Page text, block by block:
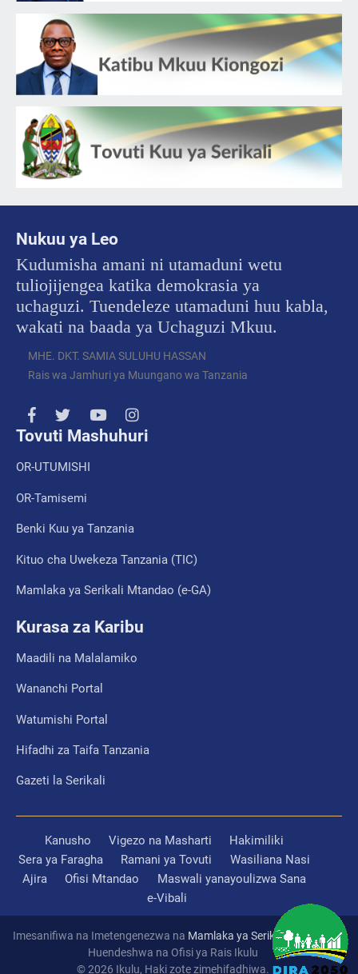
Nukuu ya Leo
Kudumisha amani ni utamaduni wetu
tuliojijengea katika demokrasia ya
uchaguzi. Tuendeleze utamaduni huu kabla,
wakati na baada ya Uchaguzi Mkuu.
MHE. DKT. SAMIA SULUHU HASSAN
Rais wa Jamhuri ya Muungano wa Tanzania
Tovuti Mashuhuri
OR-UTUMISHI
OR-Tamisemi
Benki Kuu ya Tanzania
Kituo cha Uwekeza Tanzania (TIC)
Mamlaka ya Serikali Mtandao (e-GA)
Kurasa za Karibu
Maadili na Malalamiko
Wananchi Portal
Watumishi Portal
Hifadhi za Taifa Tanzania
Gazeti la Serikali
Kanusho Vigezo na Masharti
Hakimiliki
Sera ya Faragha
Ramani ya Tovuti
Wasiliana Nasi
Ajira
Ofisi Mtandao
Maswali yanayoulizwa Sana
e-Vibali
Imesanifiwa na Imetengenezwa na Mamlaka ya Serikali Mtandao
Huendeshwa na Ofisi ya Rais Ikulu
© 2026 Ikulu, Haki zote zimehifadhiwa.